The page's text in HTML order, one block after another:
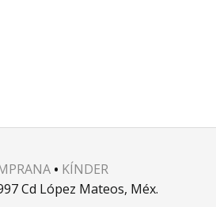
• KÍNDER
Cd López Mateos, Méx.